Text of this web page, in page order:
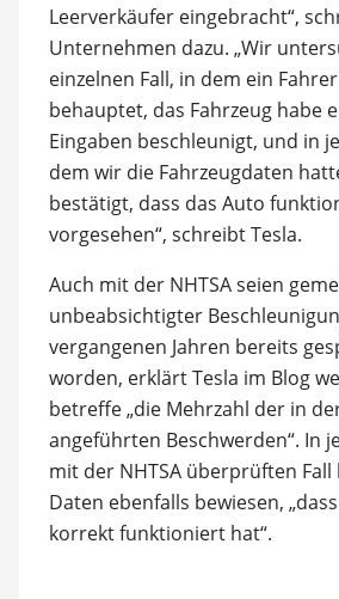
Leerverkäufer eingebracht“,
Unternehmen dazu. „Wir
einzelnen Fall, in dem ein
behauptet, das Fahrzeug habe
Eingaben beschleunigt, und in
dem wir die Fahrzeugdaten
bestätigt, dass das Auto
vorgesehen“, schreibt Tesla.
Auch mit der NHTSA seien
unbeabsichtigter
vergangenen Jahren bereits
worden, erklärt Tesla im Blog
betreffe „die Mehrzahl der in
angeführten Beschwerden“. In
mit der NHTSA überprüften
Daten ebenfalls bewiesen,
korrekt funktioniert hat“.